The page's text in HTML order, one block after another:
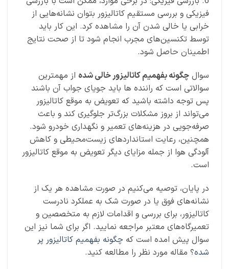
فیزیکی و بررسی مستقیم کاتالیزور بتوان نشانه‌هایی از
خرابی یا خالی شدن آن را مشاهده کرد. این کار باید
توسط تکنسین‌های مجرب انجام شود تا از صحت نتایج
اطمینان حاصل شود.
سوال چگونه بفهمیم کاتالیزور خالی شده از مهمترین
سوالاتی است که راننده ها باید جویای جواب آن باشند
پس توجه داشته باشید که تعویض به موقع کاتالیزور
می‌تواند از بروز مشکلات بزرگ‌تر جلوگیری کند و باعث
صرفه‌جویی در هزینه‌های تعمیر و نگهداری خودرو شود.
همچنین، رعایت استانداردهای زیست‌محیطی و کاهش
آلودگی هوا از جمله مزایای دیگر تعویض به موقع کاتالیزور
است.
در پایان، توصیه می‌کنیم در صورت مشاهده هر یک از
نشانه‌های فوق یا در صورت شک به عملکرد نادرست
کاتالیزور، برای بررسی و اقدامات لازم به متخصصین و
تعمیرگاه‌های معتبر مراجعه نمایید. اگر برای شما نیز این
سوال پیش امده است که چگونه بفهمیم کاتالیزور پر
شده؟ مقاله مورد نظر را مطالعه کنید.